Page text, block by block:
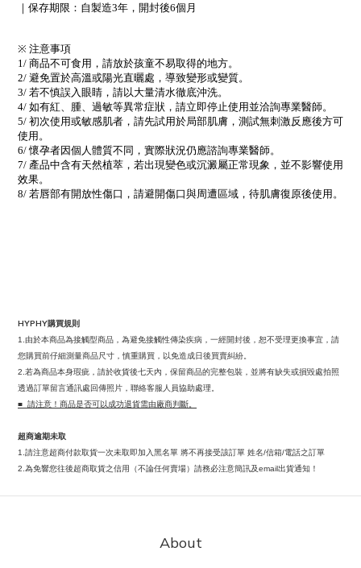
｜保存期限：自製造3年，開封後6個月
※ 注意事項
1/ 商品不可食用，請放於孩童不易取得的地方。
2/ 避免置於高溫或陽光直曬處，導致變形或變質。
3/ 若不慎誤入眼睛，請以大量清水徹底沖洗。
4/ 如有紅、腫、過敏等異常症狀，請立即停止使用並洽詢專業醫師。
5/ 初次使用或敏感肌者，請先試用於局部肌膚，測試無刺激反應後方可
使用。
6/懷孕者因個人體質不同，實際狀況仍應諮詢專業醫師。
7/ 產品中含有天然植萃，若出現變色或沉澱屬正常現象，並不影響使用
效果。
8/ 若唇部有開放性傷口，請避開傷口與周遭區域，待肌膚復原後使用。
HYPHY購買規則
1. 由於本商品為接觸型商品，為避免接觸性傳染疾病，一經開封後，恕不受理更換事宜，請
您購買前仔細測量商品尺寸，慎重購買，以免造成日後買賣糾紛。
2. 若為商品本身瑕疵，請於收貨後七天內，保留商品的完整包裝，並將有缺失或損毀處拍照
透過訂單留言通訊處回傳照片，聯絡客服人員協助處理。
■ 請注意！商品是否可以成功退貨需由廠商判斷。
超商逾期未取
1. 請注意超商付款取貨一次未取即加入黑名單 將不再接受該訂單 姓名/信箱/電話之訂單
2. 為免響您往後超商取貨之信用（不論任何賣場）請務必注意簡訊及email出貨通知！
About